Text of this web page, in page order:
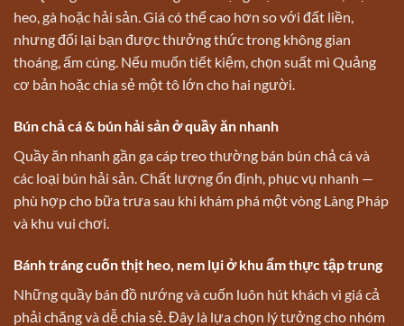
heo, gà hoặc hải sản. Giá có thể cao hơn so với đất liền,
nhưng đổi lại bạn được thưởng thức trong không gian
thoáng, ấm cúng. Nếu muốn tiết kiệm, chọn suất mì Quảng
cơ bản hoặc chia sẻ một tô lớn cho hai người.
Bún chả cá & bún hải sản ở quầy ăn nhanh
Quầy ăn nhanh gần ga cáp treo thường bán bún chả cá và
các loại bún hải sản. Chất lượng ổn định, phục vụ nhanh —
phù hợp cho bữa trưa sau khi khám phá một vòng Làng Pháp
và khu vui chơi.
Bánh tráng cuốn thịt heo, nem lụi ở khu ẩm thực tập trung
Những quầy bán đồ nướng và cuốn luôn hút khách vì giá cả
phải chăng và dễ chia sẻ. Đây là lựa chọn lý tưởng cho nhóm